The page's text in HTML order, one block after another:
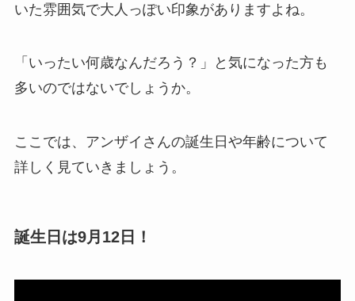
いた雰囲気で大人っぽい印象がありますよね。
「いったい何歳なんだろう？」と気になった方も
多いのではないでしょうか。
ここでは、アンザイさんの誕生日や年齢について
詳しく見ていきましょう。
誕生日は9月12日！